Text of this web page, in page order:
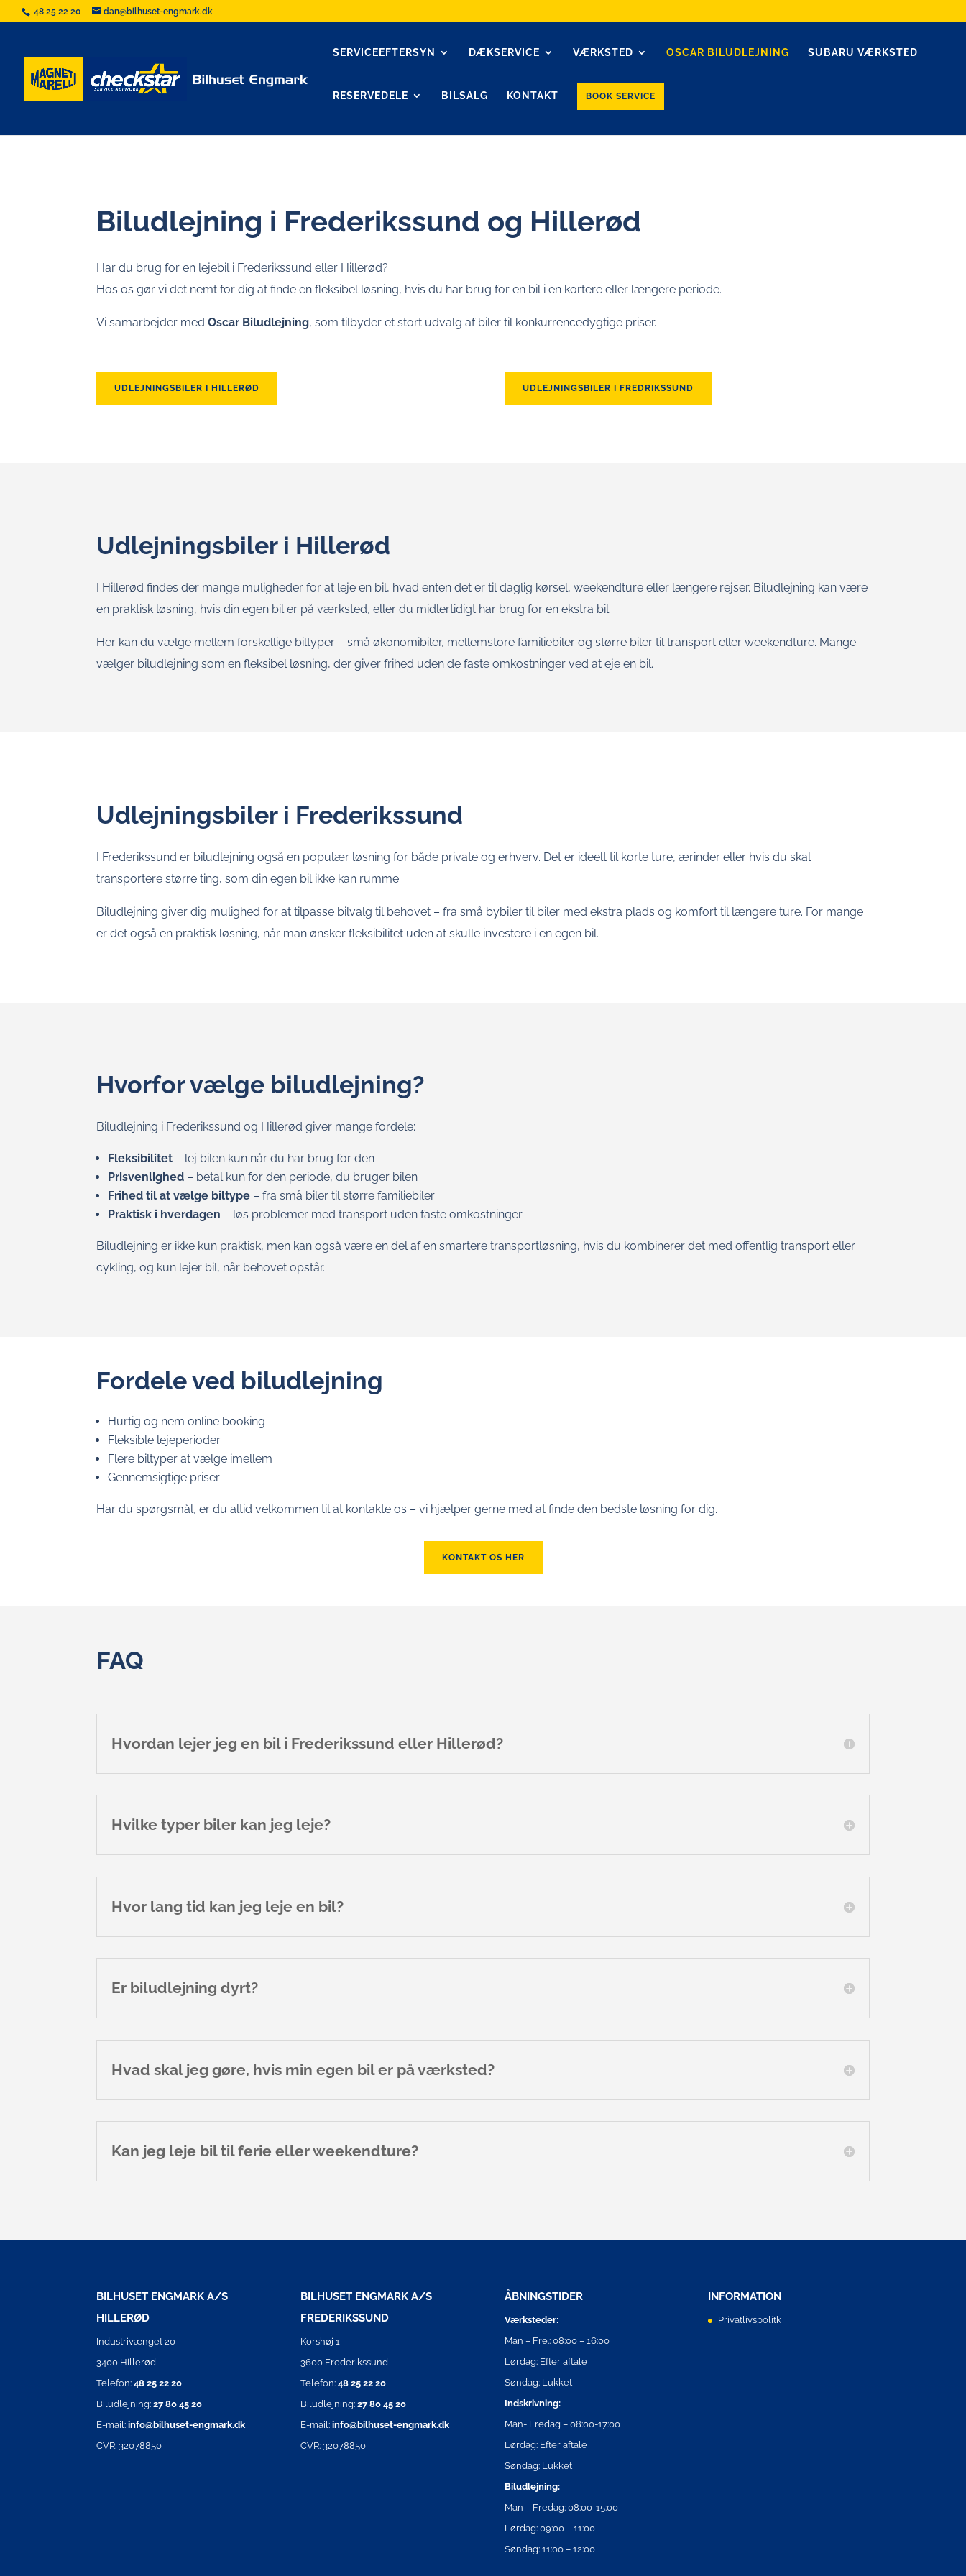
48 25 22 20 dan@bilhuset-engmark.dk
SERVICEEFTERSYN DÆKSERVICE VÆRKSTED OSCAR BILUDLEJNING SUBARU VÆRKSTED
RESERVEDELE BILSALG KONTAKT BOOK SERVICE
Biludlejning i Frederikssund og Hillerød
Har du brug for en lejebil i Frederikssund eller Hillerød?
Hos os gør vi det nemt for dig at finde en fleksibel løsning, hvis du har brug for en bil i en kortere eller længere periode.
Vi samarbejder medOscar Biludlejning, som tilbyder et stort udvalg af biler til konkurrencedygtige priser.
UDLEJNINGSBILER I HILLERØD UDLEJNINGSBILER I FREDRIKSSUND
Udlejningsbiler i Hillerød
I Hillerød findes der mange muligheder for at leje en bil, hvad enten det er til daglig kørsel, weekendture eller længere rejser. Biludlejning kan være
en praktisk løsning, hvis din egen bil er på værksted, eller du midlertidigt har brug for en ekstra bil.
Her kan du vælge mellem forskellige biltyper – små økonomibiler, mellemstore familiebiler og større biler til transport eller weekendture. Mange
vælger biludlejning som en fleksibel løsning, der giver frihed uden de faste omkostninger ved at eje en bil.
Udlejningsbiler i Frederikssund
I Frederikssund er biludlejning også en populær løsning for både private og erhverv. Det er ideelt til korte ture, ærinder eller hvis du skal
transportere større ting, som din egen bil ikke kan rumme.
Biludlejning giver dig mulighed for at tilpasse bilvalg til behovet – fra små bybiler til biler med ekstra plads og komfort til længere ture. For mange
er det også en praktisk løsning, når man ønsker fleksibilitet uden at skulle investere i en egen bil.
Hvorfor vælge biludlejning?
Biludlejning i Frederikssund og Hillerød giver mange fordele:
Fleksibilitet – lej bilen kun når du har brug for den
Prisvenlighed – betal kun for den periode, du bruger bilen
Frihed til at vælge biltype – fra små biler til større familiebiler
Praktisk i hverdagen – løs problemer med transport uden faste omkostninger
Biludlejning er ikke kun praktisk, men kan også være en del af en smartere transportløsning, hvis du kombinerer det med offentlig transport eller
cykling, og kun lejer bil, når behovet opstår.
Fordele ved biludlejning
Hurtig og nem online booking
Fleksible lejeperioder
Flere biltyper at vælge imellem
Gennemsigtige priser
Har du spørgsmål, er du altid velkommen til at kontakte os – vi hjælper gerne med at finde den bedste løsning for dig.
KONTAKT OS HER
FAQ
Hvordan lejer jeg en bil i Frederikssund eller Hillerød?
Hvilke typer biler kan jeg leje?
Hvor lang tid kan jeg leje en bil?
Er biludlejning dyrt?
Hvad skal jeg gøre, hvis min egen bil er på værksted?
Kan jeg leje bil til ferie eller weekendture?
BILHUSET ENGMARK A/S
HILLERØD
Industrivænget 20
3400 Hillerød
Telefon:48 25 22 20
Biludlejning:27 80 45 20
E-mail:info@bilhuset-engmark.dk
CVR: 32078850
BILHUSET ENGMARK A/S
FREDERIKSSUND
Korshøj 1
3600 Frederikssund
Telefon: 48 25 22 20
Biludlejning: 27 80 45 20
E-mail: info@bilhuset-engmark.dk
CVR: 32078850
ÅBNINGSTIDER
Værksteder:
Man – Fre.: 08:00 – 16:00
Lørdag: Efter aftale
Søndag: Lukket
Indskrivning:
Man- Fredag – 08:00-17:00
Lørdag: Efter aftale
Søndag: Lukket
Biludlejning:
Man – Fredag: 08:00-15:00
Lørdag: 09:00 – 11:00
Søndag: 11:00 – 12:00
INFORMATION
Privatlivspolitk